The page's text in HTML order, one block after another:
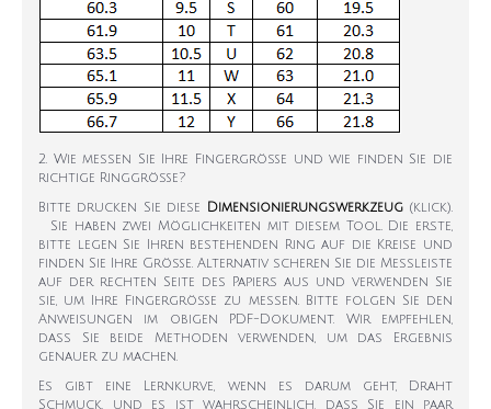
2. Wie messen Sie Ihre Fingergröße und wie finden Sie die
richtige Ringgröße?
Bitte drucken Sie diese Dimensionierungswerkzeug (klick).
Sie haben zwei Möglichkeiten mit diesem Tool. Die erste,
bitte legen Sie Ihren bestehenden Ring auf die Kreise und
finden Sie Ihre Größe. Alternativ scheren Sie die Messleiste
auf der rechten Seite des Papiers aus und verwenden Sie
sie, um Ihre Fingergröße zu messen. Bitte folgen Sie den
Anweisungen im obigen PDF-Dokument. Wir empfehlen,
dass Sie beide Methoden verwenden, um das Ergebnis
genauer zu machen.
Es gibt eine Lernkurve, wenn es darum geht, Draht
Schmuck, und es ist wahrscheinlich, dass Sie ein paar